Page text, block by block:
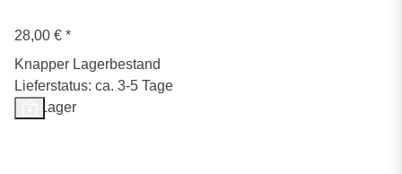
28,00 € *
Knapper Lagerbestand
Lieferstatus: ca. 3-5 Tage
Auf Lager